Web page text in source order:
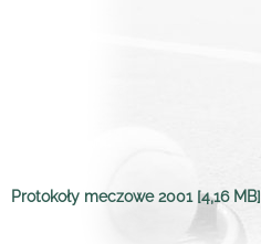
Protokoły meczowe 2001 [4,16 MB]